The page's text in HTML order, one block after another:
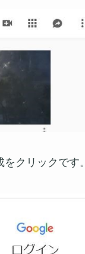
クリックです。